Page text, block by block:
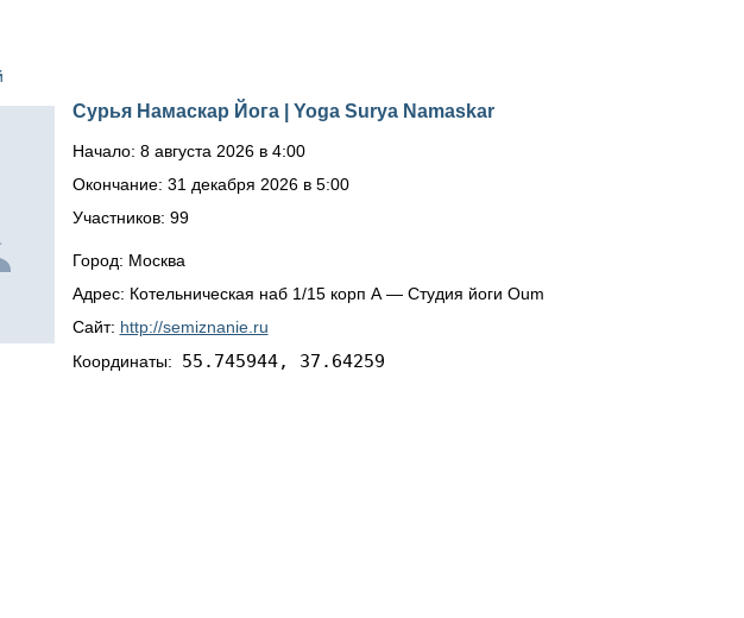
Сурья Намаскар Йога | Yoga Surya Namaskar
Начало: 8 августа 2026 в 4:00
Окончание: 31 декабря 2026 в 5:00
Участников: 99
Город: Москва
Адрес: Котельническая наб 1/15 корп А — Студия йоги Oum
Сайт: http://semiznanie.ru
Координаты: 55.745944, 37.64259